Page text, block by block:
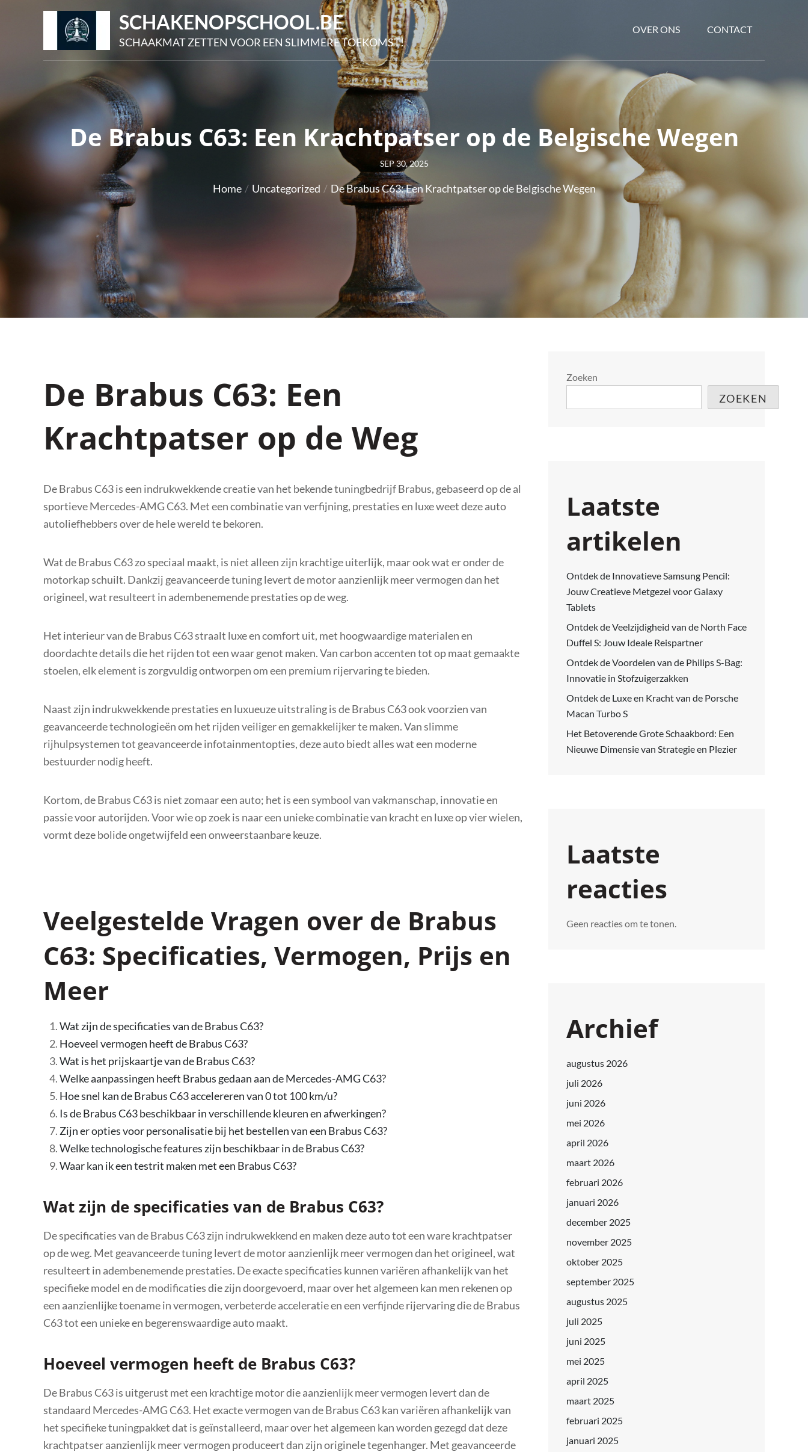
SCHAKENOPSCHOOL.BE
SCHAAKMAT ZETTEN VOOR EEN SLIMMERE TOEKOMST!
OVER ONS CONTACT
De Brabus C63: Een Krachtpatser op de Belgische Wegen
Posted
on
SEP 30, 2025
Home Uncategorized De Brabus C63: Een Krachtpatser op de Belgische Wegen
De Brabus C63: Een
Krachtpatser op de Weg
De Brabus C63 is een indrukwekkende creatie van het bekende tuningbedrijf Brabus, gebaseerd op de al
sportieve Mercedes-AMG C63. Met een combinatie van verfijning, prestaties en luxe weet deze auto
autoliefhebbers over de hele wereld te bekoren.
Wat de Brabus C63 zo speciaal maakt, is niet alleen zijn krachtige uiterlijk, maar ook wat er onder de
motorkap schuilt. Dankzij geavanceerde tuning levert de motor aanzienlijk meer vermogen dan het
origineel, wat resulteert in adembenemende prestaties op de weg.
Het interieur van de Brabus C63 straalt luxe en comfort uit, met hoogwaardige materialen en
doordachte details die het rijden tot een waar genot maken. Van carbon accenten tot op maat gemaakte
stoelen, elk element is zorgvuldig ontworpen om een premium rijervaring te bieden.
Naast zijn indrukwekkende prestaties en luxueuze uitstraling is de Brabus C63 ook voorzien van
geavanceerde technologieën om het rijden veiliger en gemakkelijker te maken. Van slimme
rijhulpsystemen tot geavanceerde infotainmentopties, deze auto biedt alles wat een moderne
bestuurder nodig heeft.
Kortom, de Brabus C63 is niet zomaar een auto; het is een symbool van vakmanschap, innovatie en
passie voor autorijden. Voor wie op zoek is naar een unieke combinatie van kracht en luxe op vier wielen,
vormt deze bolide ongetwijfeld een onweerstaanbare keuze.
Veelgestelde Vragen over de Brabus
C63: Specificaties, Vermogen, Prijs en
Meer
Wat zijn de specificaties van de Brabus C63?
Hoeveel vermogen heeft de Brabus C63?
Wat is het prijskaartje van de Brabus C63?
Welke aanpassingen heeft Brabus gedaan aan de Mercedes-AMG C63?
Hoe snel kan de Brabus C63 accelereren van 0 tot 100 km/u?
Is de Brabus C63 beschikbaar in verschillende kleuren en afwerkingen?
Zijn er opties voor personalisatie bij het bestellen van een Brabus C63?
Welke technologische features zijn beschikbaar in de Brabus C63?
Waar kan ik een testrit maken met een Brabus C63?
Wat zijn de specificaties van de Brabus C63?
De specificaties van de Brabus C63 zijn indrukwekkend en maken deze auto tot een ware krachtpatser
op de weg. Met geavanceerde tuning levert de motor aanzienlijk meer vermogen dan het origineel, wat
resulteert in adembenemende prestaties. De exacte specificaties kunnen variëren afhankelijk van het
specifieke model en de modificaties die zijn doorgevoerd, maar over het algemeen kan men rekenen op
een aanzienlijke toename in vermogen, verbeterde acceleratie en een verfijnde rijervaring die de Brabus
C63 tot een unieke en begerenswaardige auto maakt.
Hoeveel vermogen heeft de Brabus C63?
De Brabus C63 is uitgerust met een krachtige motor die aanzienlijk meer vermogen levert dan de
standaard Mercedes-AMG C63. Het exacte vermogen van de Brabus C63 kan variëren afhankelijk van
het specifieke tuningpakket dat is geïnstalleerd, maar over het algemeen kan worden gezegd dat deze
krachtpatser aanzienlijk meer vermogen produceert dan zijn originele tegenhanger. Met geavanceerde
Zoeken
ZOEKEN
Laatste
artikelen
Ontdek de Innovatieve Samsung Pencil:
Jouw Creatieve Metgezel voor Galaxy
Tablets
Ontdek de Veelzijdigheid van de North Face
Duffel S: Jouw Ideale Reispartner
Ontdek de Voordelen van de Philips S-Bag:
Innovatie in Stofzuigerzakken
Ontdek de Luxe en Kracht van de Porsche
Macan Turbo S
Het Betoverende Grote Schaakbord: Een
Nieuwe Dimensie van Strategie en Plezier
Laatste
reacties
Geen reacties om te tonen.
Archief
augustus 2026
juli 2026
juni 2026
mei 2026
april 2026
maart 2026
februari 2026
januari 2026
december 2025
november 2025
oktober 2025
september 2025
augustus 2025
juli 2025
juni 2025
mei 2025
april 2025
maart 2025
februari 2025
januari 2025